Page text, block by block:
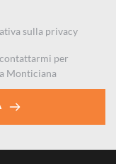
sulla privacy
per
Monticiana